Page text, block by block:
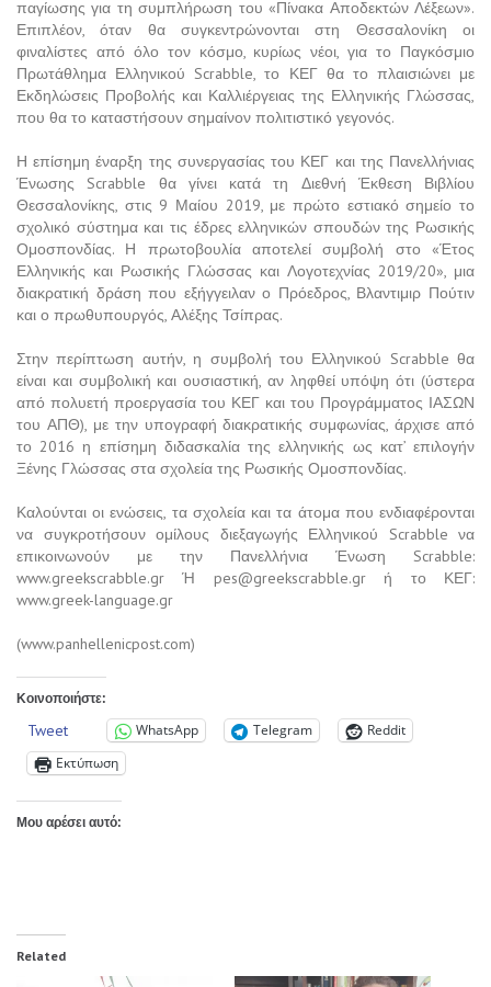
παγίωσης για τη συμπλήρωση του «Πίνακα Αποδεκτών Λέξεων».
Επιπλέον, όταν θα συγκεντρώνονται στη Θεσσαλονίκη οι
φιναλίστες από όλο τον κόσμο, κυρίως νέοι, για το Παγκόσμιο
Πρωτάθλημα Ελληνικού Scrabble, το ΚΕΓ θα το πλαισιώνει με
Εκδηλώσεις Προβολής και Καλλιέργειας της Ελληνικής Γλώσσας,
που θα το καταστήσουν σημαίνον πολιτιστικό γεγονός.
Η επίσημη έναρξη της συνεργασίας του ΚΕΓ και της Πανελλήνιας
Ένωσης Scrabble θα γίνει κατά τη Διεθνή Έκθεση Βιβλίου
Θεσσαλονίκης, στις 9 Μαίου 2019, με πρώτο εστιακό σημείο το
σχολικό σύστημα και τις έδρες ελληνικών σπουδών της Ρωσικής
Ομοσπονδίας. Η πρωτοβουλία αποτελεί συμβολή στο «Έτος
Ελληνικής και Ρωσικής Γλώσσας και Λογοτεχνίας 2019/20», μια
διακρατική δράση που εξήγγειλαν ο Πρόεδρος, Βλαντιμιρ Πούτιν
και ο πρωθυπουργός, Αλέξης Τσίπρας.
Στην περίπτωση αυτήν, η συμβολή του Ελληνικού Scrabble θα
είναι και συμβολική και ουσιαστική, αν ληφθεί υπόψη ότι (ύστερα
από πολυετή προεργασία του ΚΕΓ και του Προγράμματος ΙΑΣΩΝ
του ΑΠΘ), με την υπογραφή διακρατικής συμφωνίας, άρχισε από
το 2016 η επίσημη διδασκαλία της ελληνικής ως κατ’ επιλογήν
Ξένης Γλώσσας στα σχολεία της Ρωσικής Ομοσπονδίας.
Καλούνται οι ενώσεις, τα σχολεία και τα άτομα που ενδιαφέρονται
να συγκροτήσουν ομίλους διεξαγωγής Ελληνικού Scrabble να
επικοινωνούν με την Πανελλήνια Ένωση Scrabble:
www.greekscrabble.gr Ή pes@greekscrabble.grή το ΚΕΓ:
www.greek-language.gr
(www.panhellenicpost.com)
Κοινοποιήστε:
Tweet WhatsApp Telegram
Reddit
Εκτύπωση
Μου αρέσει αυτό:
Related